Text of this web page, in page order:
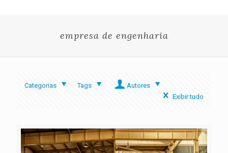
empresa de engenharia
Categorias Tags
Autores
Exibir tudo